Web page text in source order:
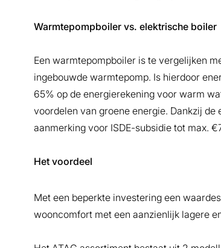
Warmtepompboiler vs. elektrische boiler
Een warmtepompboiler is te vergelijken
ingebouwde warmtepomp. Is hierdoor
65% op de energierekening voor warm
voordelen van groene energie. Dankzij
aanmerking voor ISDE-subsidie tot max.
Het voordeel
Met een beperkte investering een
wooncomfort met een aanzienlijk lagere